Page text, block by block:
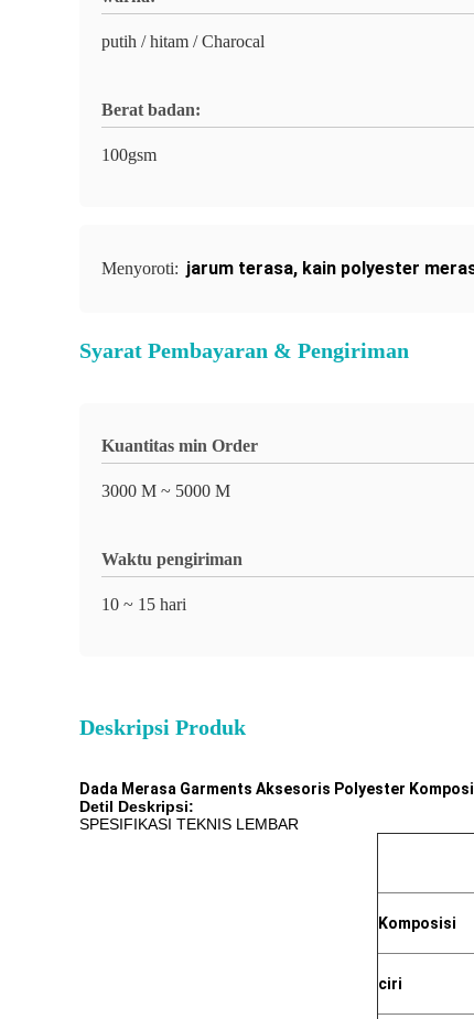
putih / hitam / Charocal
Berat badan:
100gsm
Menyoroti: jarum terasa, kain polyester
Syarat Pembayaran & Pengiriman
Kuantitas min Order
3000 M ~ 5000 M
Waktu pengiriman
10 ~ 15 hari
Deskripsi Produk
Dada Merasa Garments Aksesoris Polyester
Detil Deskripsi:
SPESIFIKASI TEKNIS LEMBAR
Komposisi
ciri